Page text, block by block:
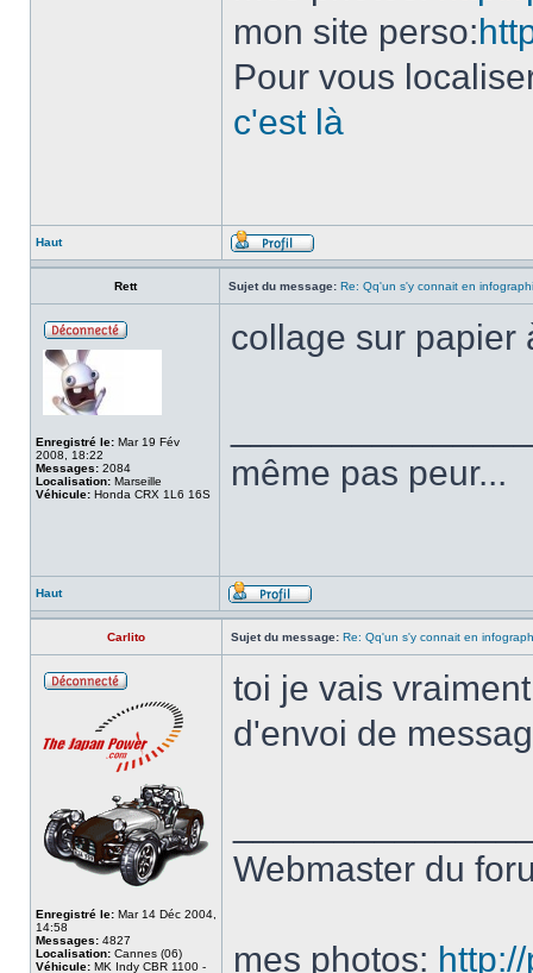
mon site perso:
Pour vous
c'est là
Haut
Rett Sujet du message: Re: Qq'un s'y connait en
Enregistré le: Mar 19 Fév
2008, 18:22
Messages: 2084
Localisation: Marseille
Véhicule: Honda CRX 1L6 16S
collage sur papier
même pas peur...
Haut
Carlito Sujet du message: Re: Qq'un s'y connait en
Enregistré le: Mar 14 Déc 2004,
14:58
Messages: 4827
Localisation: Cannes (06)
Véhicule: MK Indy CBR 1100 -
toi je vais
d'envoi de
Webmaster du
mes photos: